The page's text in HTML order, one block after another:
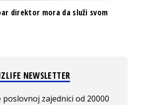
direktor mora da služi svom
NEWSLETTER
zajednici od 20000